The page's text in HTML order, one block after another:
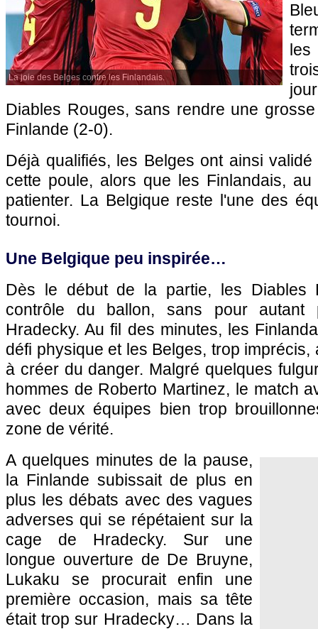
La joie des Belges contre les Finlandais.
Diables Rouges, sans rendre une
Finlande (2-0).
Déjà qualifiés, les Belges ont ainsi
cette poule, alors que les Finlandais,
patienter. La Belgique reste l'une des
tournoi.
Une Belgique peu inspirée…
Dès le début de la partie, les Diables
contrôle du ballon, sans pour autant
Hradecky. Au fil des minutes, les
défi physique et les Belges, trop imprécis,
à créer du danger. Malgré quelques
hommes de Roberto Martinez, le match
avec deux équipes bien trop
zone de vérité.
A quelques minutes de la pause,
la Finlande subissait de plus en
plus les débats avec des vagues
adverses qui se répétaient sur la
cage de Hradecky. Sur une
longue ouverture de De Bruyne,
Lukaku se procurait enfin une
première occasion, mais sa tête
était trop sur Hradecky… Dans la